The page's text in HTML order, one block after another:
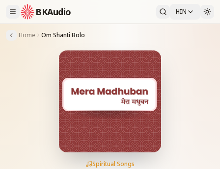
BKAudio HIN
Home Om Shanti Bolo
Spiritual Songs